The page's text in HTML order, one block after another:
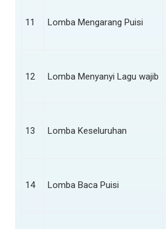
11 Lomba Mengarang Puisi
12 Lomba Menyanyi Lagu wajib
13 Lomba Keseluruhan
14 Lomba Baca Puisi